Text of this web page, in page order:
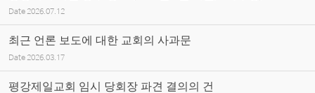
Date 2026.07.12
최근 언론 보도에 대한 교회의 사과문
Date 2026.03.17
평강제일교회 임시 당회장 파견 결의의 건